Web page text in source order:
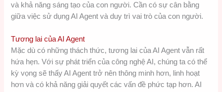
và khả năng sáng tạo của con người. Cần có sự cân bằng
giữa việc sử dụng AI Agent và duy trì vai trò của con người.
Tương lai của AI Agent
Mặc dù có những thách thức, tương lai của AI Agent vẫn rất
hứa hẹn. Với sự phát triển của công nghệ AI, chúng ta có thể
kỳ vọng sẽ thấy AI Agent trở nên thông minh hơn, linh hoạt
hơn và có khả năng giải quyết các vấn đề phức tạp hơn. AI